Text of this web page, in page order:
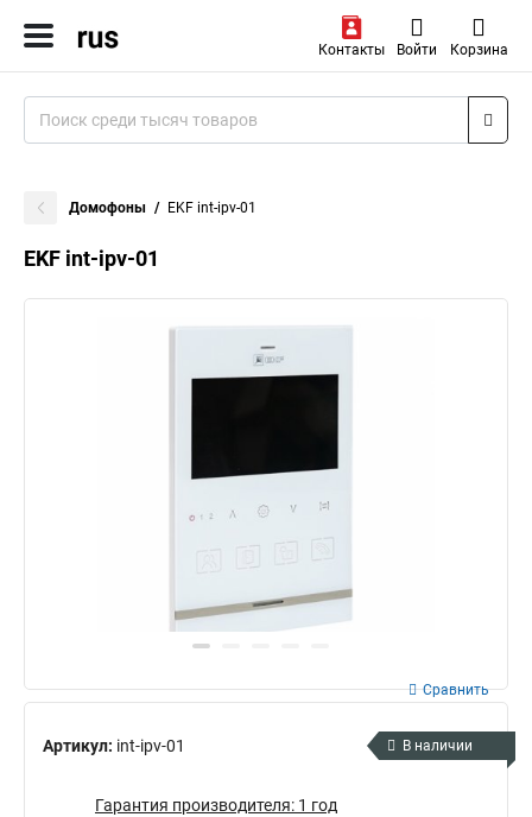
Контакты Войти Корзина
Домофоны EKF int-ipv-01
EKF int-ipv-01
Артикул: int-ipv-01
Сравнить
В наличии
Гарантия производителя: 1 год